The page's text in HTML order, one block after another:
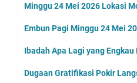
Minggu 24 Mei 2026 Lokasi
Embun Pagi Minggu 24 Mei
Ibadah Apa Lagi yang
Dugaan Gratifikasi Pokir